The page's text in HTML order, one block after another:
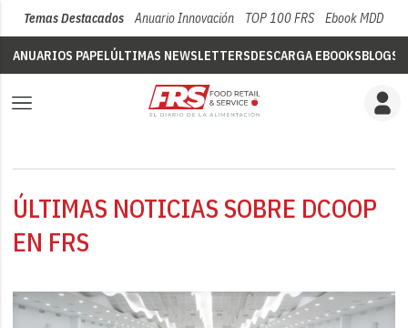
Temas Destacados Anuario Innovación TOP 100 FRS Ebook MDD
ANUARIOS PAPELÚLTIMAS NEWSLETTERSDESCARGA EBOOKSBLOGS
ÚLTIMAS NOTICIAS SOBRE DCOOP
EN FRS